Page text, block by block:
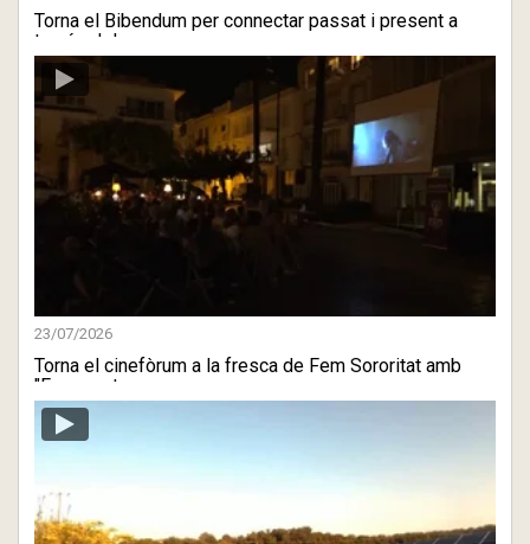
Torna el Bibendum per connectar passat i present a
través del ...
23/07/2026
Torna el cinefòrum a la fresca de Fem Sororitat amb
"Fragments ...